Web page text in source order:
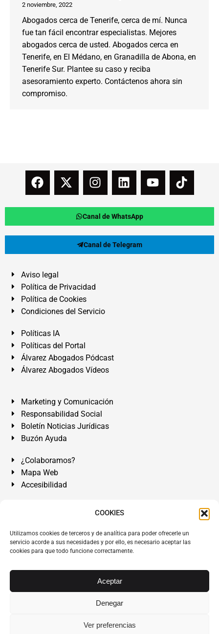
COOKIES
Utilizamos cookies de terceros y de analítica para poder ofrecerle un
servicio acorde a sus necesidades y por ello, es necesario aceptar las
cookies para que todo funcione correctamente.
Aceptar
Denegar
Ver preferencias
2 noviembre, 2022
Abogados cerca de Tenerife, cerca de mí. Nunca
fue tan fácil encontrar especialistas. Mejores
abogados cerca de usted. Abogados cerca en
Tenerife, en El Médano, en Granadilla de Abona, en
Tenerife Sur. Plantee su caso y reciba
asesoramiento experto. Contáctenos ahora sin
compromiso.
Canal de WhatsApp
Canal de Telegram
Aviso legal
Política de Privacidad
Política de Cookies
Condiciones del Servicio
Políticas IA
Políticas del Portal
Álvarez Abogados Pódcast
Álvarez Abogados Vídeos
Marketing y Comunicación
Responsabilidad Social
Boletín Noticias Jurídicas
Buzón Ayuda
¿Colaboramos?
Mapa Web
Accesibilidad
Álvarez Abogados Tenerife:Calle Teobaldo Power Nº 7,
de Tenerife. Islas Canarias.
Somos Abogados especialistas del Derecho desde 1954.
Tenerife Sur Mejores Abogados Tenerife
Abogados colegiados y ejercientes del ICATF.
Todos los derechos reservados.